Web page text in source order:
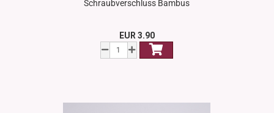
Schraubverschluss Bambus
EUR 3.90